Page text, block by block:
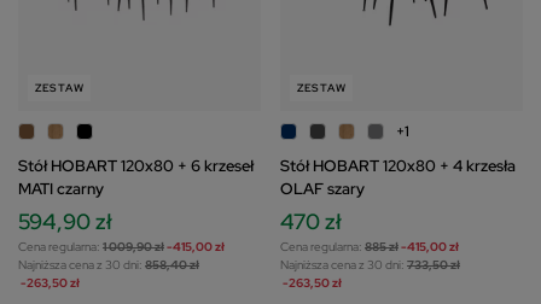
ZESTAW
Stół HOBART 120x80 + 6 krzeseł
MATI czarny
594,90 zł
Cena regularna: 1 009,90 zł-415,00 zł
Najniższa cena z 30 dni: 858,40 zł
-263,50 zł
ZESTAW
+1
Stół HOBART 120x80 + 4 krzesła
OLAF szary
470 zł
Cena regularna: 885 zł-415,00 zł
Najniższa cena z 30 dni: 733,50 zł
-263,50 zł